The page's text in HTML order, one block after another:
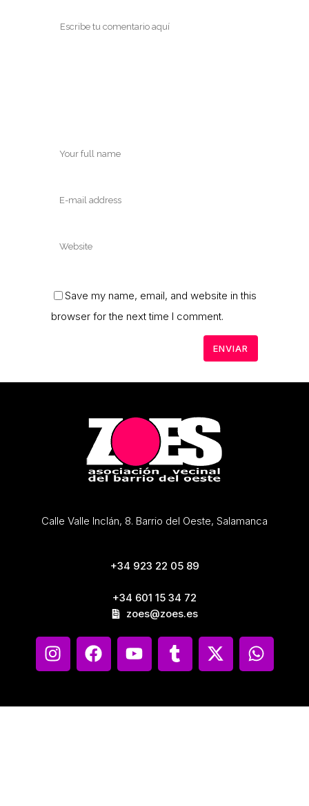
Save my name, email, and website in this
browser for the next time I comment.
Calle Valle Inclán, 8. Barrio del Oeste, Salamanca
+34 923 22 05 89
+34 601 15 34 72
zoes@zoes.es